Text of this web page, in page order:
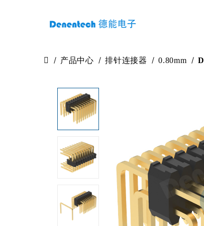
产品中心 排针连接器 0.80mm